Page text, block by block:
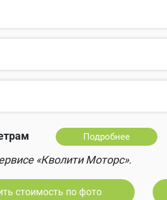
Подробнее
«Кволити Моторс».
стоимость по фото